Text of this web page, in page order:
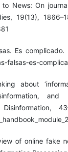
News: On
19(13),
Es complicado.
falsas-es-
about
and
of online fake